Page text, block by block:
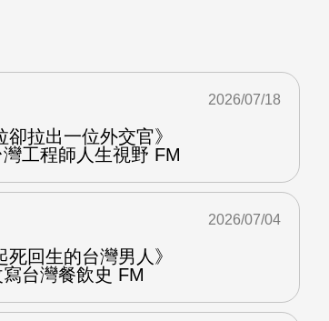
拉出一位外交官》
工程師人生視野 FM
2026/07/18
回生的台灣男人》
台灣餐飲史 FM
2026/07/04